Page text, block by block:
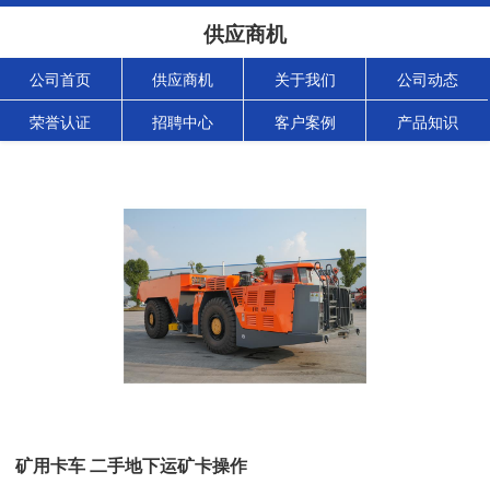
供应商机
公司首页 供应商机 关于我们 公司动态
荣誉认证 招聘中心 客户案例 产品知识
矿用卡车 二手地下运矿卡操作